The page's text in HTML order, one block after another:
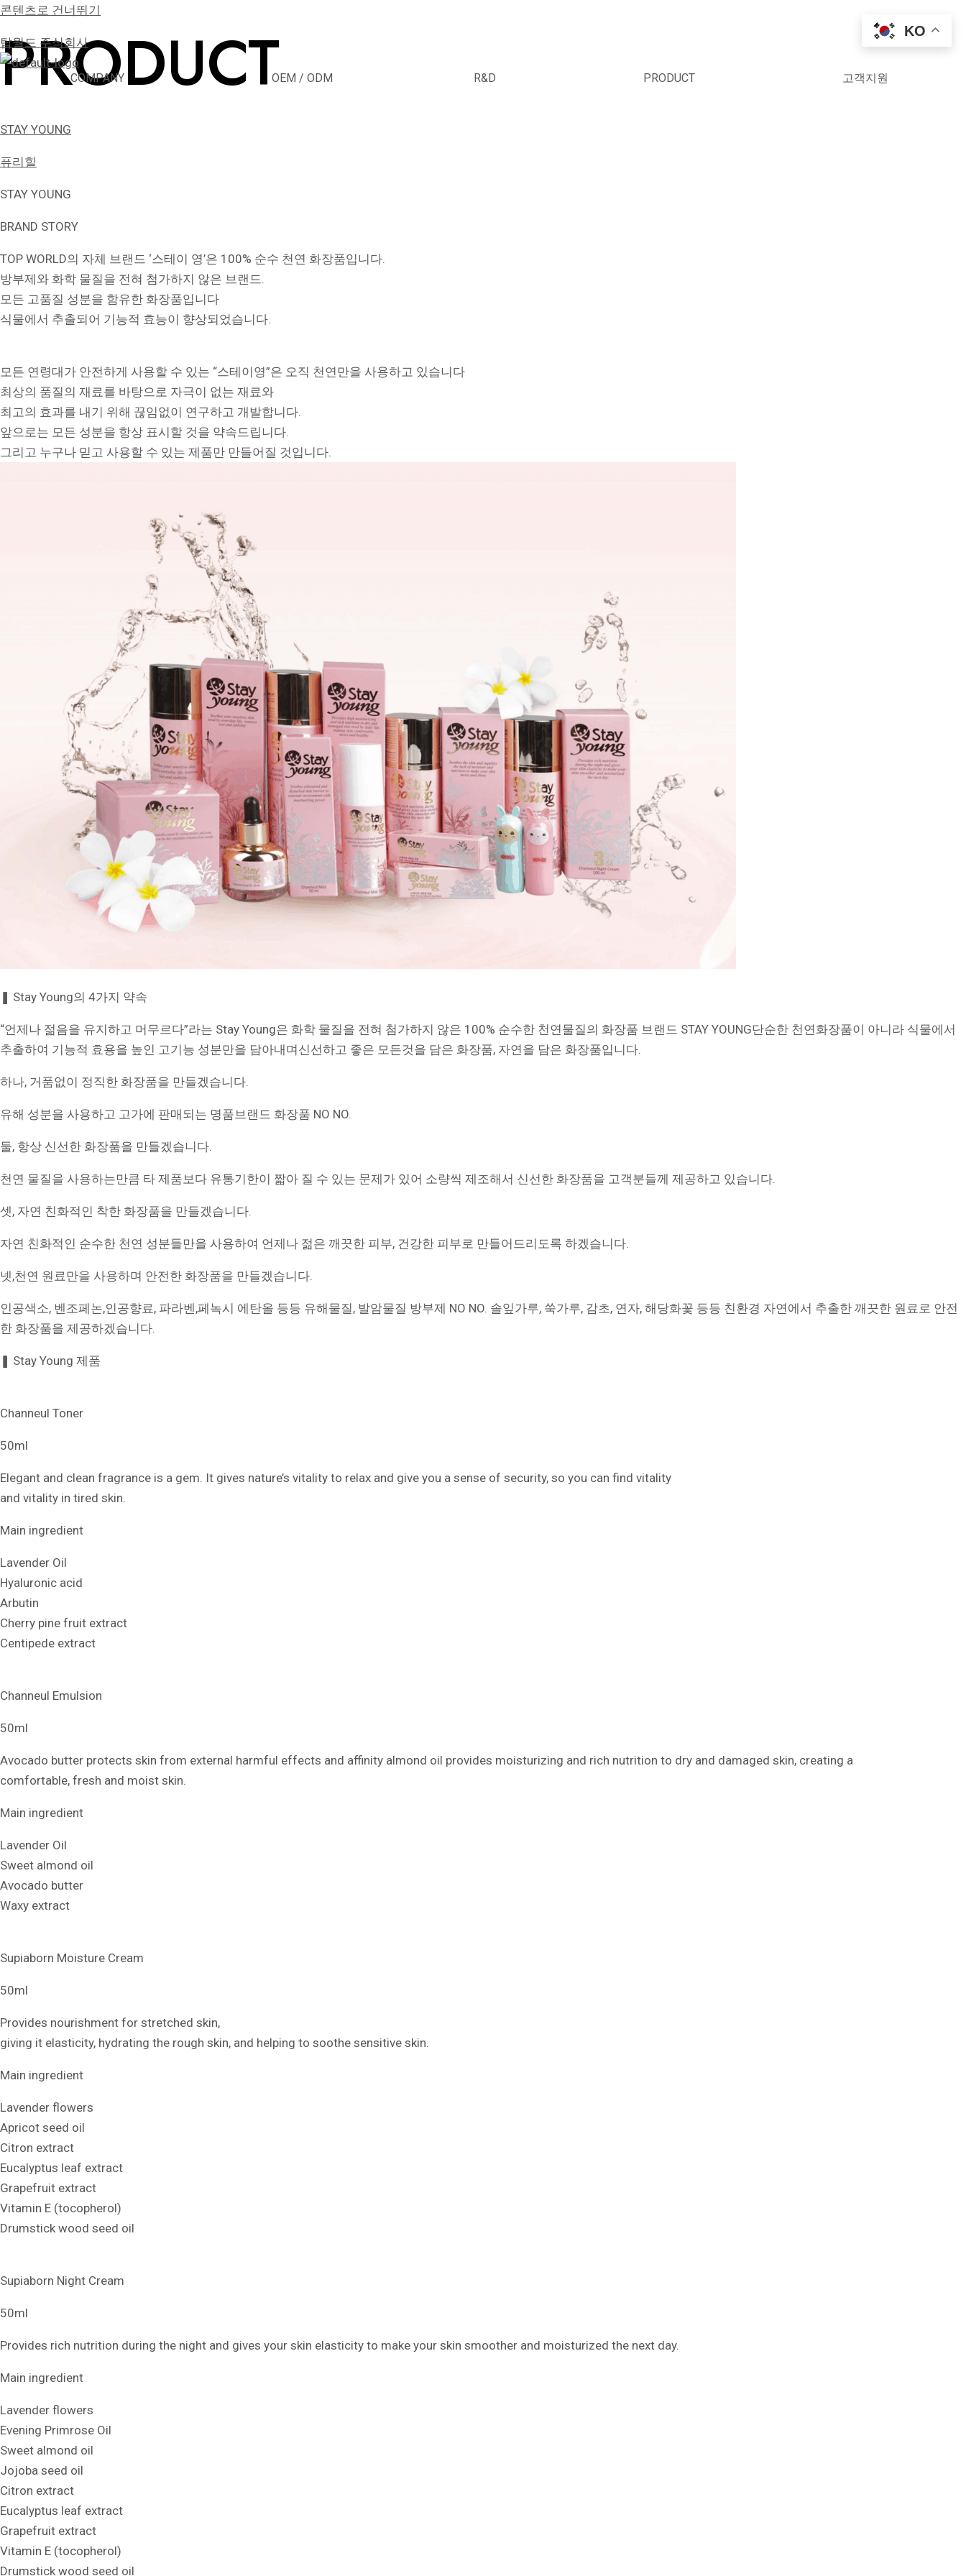
콘텐츠로 건너뛰기
탑월드 주식회사
COMPANY OEM / ODM R&D PRODUCT 고객지원
PRODUCT
STAY YOUNG
퓨리힐
STAY YOUNG
BRAND STORY
TOP WORLD의 자체 브랜드 ‘스테이 영’은 100% 순수 천연 화장품입니다.
방부제와 화학 물질을 전혀 첨가하지 않은 브랜드.
모든 고품질 성분을 함유한 화장품입니다
식물에서 추출되어 기능적 효능이 향상되었습니다.
모든 연령대가 안전하게 사용할 수 있는 “스테이영”은 오직 천연만을 사용하고 있습니다
최상의 품질의 재료를 바탕으로 자극이 없는 재료와
최고의 효과를 내기 위해 끊임없이 연구하고 개발합니다.
앞으로는 모든 성분을 항상 표시할 것을 약속드립니다.
그리고 누구나 믿고 사용할 수 있는 제품만 만들어질 것입니다.
❚ Stay Young의 4가지 약속
“언제나 젊음을 유지하고 머무르다”라는 Stay Young은 화학 물질을 전혀 첨가하지 않은 100% 순수한 천연물질의 화장품 브랜드 STAY YOUNG단순한 천연화장품이 아니라 식물에서
추출하여 기능적 효용을 높인 고기능 성분만을 담아내며신선하고 좋은 모든것을 담은 화장품, 자연을 담은 화장품입니다.
하나, 거품없이 정직한 화장품을 만들겠습니다.
유해 성분을 사용하고 고가에 판매되는 명품브랜드 화장품 NO NO.
둘, 항상 신선한 화장품을 만들겠습니다.
천연 물질을 사용하는만큼 타 제품보다 유통기한이 짧아 질 수 있는 문제가 있어 소량씩 제조해서 신선한 화장품을 고객분들께 제공하고 있습니다.
셋, 자연 친화적인 착한 화장품을 만들겠습니다.
자연 친화적인 순수한 천연 성분들만을 사용하여 언제나 젊은 깨끗한 피부, 건강한 피부로 만들어드리도록 하겠습니다.
넷,천연 원료만을 사용하며 안전한 화장품을 만들겠습니다.
인공색소, 벤조페논,인공향료, 파라벤,페녹시 에탄올 등등 유해물질, 발암물질 방부제 NO NO. 솔잎가루, 쑥가루, 감초, 연자, 해당화꽃 등등 친환경 자연에서 추출한 깨끗한 원료로 안전
한 화장품을 제공하겠습니다.
❚ Stay Young 제품
Channeul Toner
50ml
Elegant and clean fragrance is a gem. It gives nature’s vitality to relax and give you a sense of security, so you can find vitality
and vitality in tired skin.
Main ingredient
Lavender Oil
Hyaluronic acid
Arbutin
Cherry pine fruit extract
Centipede extract
Channeul Emulsion
50ml
Avocado butter protects skin from external harmful effects and affinity almond oil provides moisturizing and rich nutrition to dry and damaged skin, creating a
comfortable, fresh and moist skin.
Main ingredient
Lavender Oil
Sweet almond oil
Avocado butter
Waxy extract
Supiaborn Moisture Cream
50ml
Provides nourishment for stretched skin,
giving it elasticity, hydrating the rough skin, and helping to soothe sensitive skin.
Main ingredient
Lavender flowers
Apricot seed oil
Citron extract
Eucalyptus leaf extract
Grapefruit extract
Vitamin E (tocopherol)
Drumstick wood seed oil
Supiaborn Night Cream
50ml
Provides rich nutrition during the night and gives your skin elasticity to make your skin smoother and moisturized the next day.
Main ingredient
Lavender flowers
Evening Primrose Oil
Sweet almond oil
Jojoba seed oil
Citron extract
Eucalyptus leaf extract
Grapefruit extract
Vitamin E (tocopherol)
Drumstick wood seed oil
KO